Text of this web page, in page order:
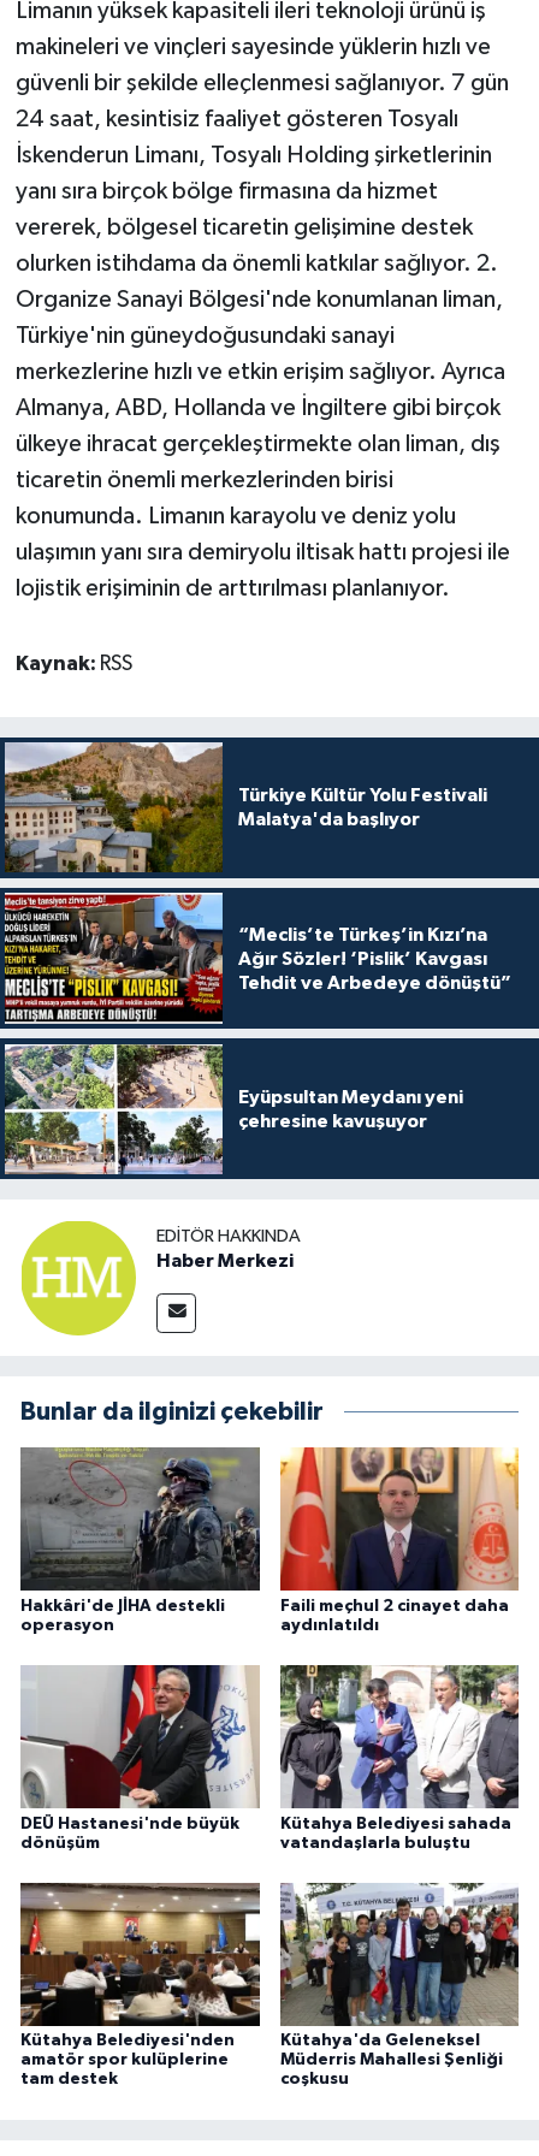
Limanın yüksek kapasiteli ileri teknoloji ürünü iş
makineleri ve vinçleri sayesinde yüklerin hızlı ve
güvenli bir şekilde elleçlenmesi sağlanıyor. 7 gün
24 saat, kesintisiz faaliyet gösteren Tosyalı
İskenderun Limanı, Tosyalı Holding şirketlerinin
yanı sıra birçok bölge firmasına da hizmet
vererek, bölgesel ticaretin gelişimine destek
olurken istihdama da önemli katkılar sağlıyor. 2.
Organize Sanayi Bölgesi'nde konumlanan liman,
Türkiye'nin güneydoğusundaki sanayi
merkezlerine hızlı ve etkin erişim sağlıyor. Ayrıca
Almanya, ABD, Hollanda ve İngiltere gibi birçok
ülkeye ihracat gerçekleştirmekte olan liman, dış
ticaretin önemli merkezlerinden birisi
konumunda. Limanın karayolu ve deniz yolu
ulaşımın yanı sıra demiryolu iltisak hattı projesi ile
lojistik erişiminin de arttırılması planlanıyor.
Kaynak: RSS
Türkiye Kültür Yolu Festivali
Malatya'da başlıyor
“Meclis’te Türkeş’in Kızı’na
Ağır Sözler! ‘Pislik’ Kavgası
Tehdit ve Arbedeye dönüştü”
Eyüpsultan Meydanı yeni
çehresine kavuşuyor
EDITÖR HAKKINDA
Haber Merkezi
Bunlar da ilginizi çekebilir
Hakkâri'de JİHA destekli
operasyon
Faili meçhul 2 cinayet daha
aydınlatıldı
DEÜ Hastanesi'nde büyük
dönüşüm
Kütahya Belediyesi sahada
vatandaşlarla buluştu
Kütahya Belediyesi'nden
amatör spor kulüplerine
tam destek
Kütahya'da Geleneksel
Müderris Mahallesi Şenliği
coşkusu